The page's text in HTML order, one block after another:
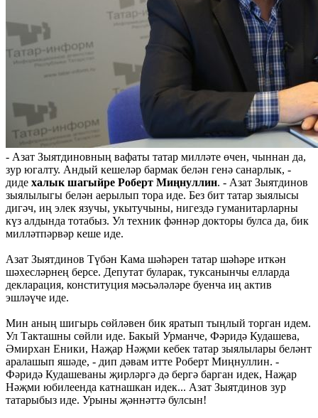
- Азат Зыятдиновның вафаты татар милләте өчен, чыннан да,
зур югалту. Андый кешеләр бармак белән генә санарлык, -
диде халык шагыйре Роберт Миңнуллин. - Азат Зыятдинов
зыялылыгы белән аерылып тора иде. Без бит татар зыялысы
дигәч, иң элек язучы, укытучыны, нигездә гуманитарларны
күз алдында тотабыз. Ул техник фәннәр докторы булса да, бик
милләтпәрвәр кеше иде.
Азат Зыятдинов Түбән Кама шәһәрен татар шәһәре иткән
шәхесләрнең берсе. Депутат буларак, туксанынчы елларда
декларация, конституция мәсьәләләре буенча иң актив
эшләүче иде.
Мин аның шигырь сөйләвен бик яратып тыңлый торган идем.
Ул Такташны сөйли иде. Бакый Урманче, Фәридә Кудашева,
Әмирхан Еники, Наҗар Нәҗми кебек татар зыялылары беләнт
аралашып яшәде, - дип дәвам итте Роберт Миңнуллин. -
Фәридә Кудашеваны җирләргә дә бергә барган идек, Наҗар
Нәҗми юбилеенда катнашкан идек... Азат Зыятдинов зур
татарыбыз иде. Урыны җәннәттә булсын!